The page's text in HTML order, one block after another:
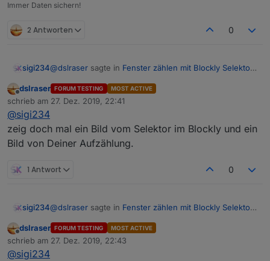
Immer Daten sichern!
2 Antworten 0
sigi234@dslraser sagte in Fenster zählen mit Blockly Selektor
Geht Dein Selektor ?
Da habe ich nicht geändert, sollte ja gleich wie bei dir
sein?
Offline
dslraser FORUM TESTING MOST ACTIVE
schrieb am 27. Dez. 2019, 22:41
zuletzt editiert von
@sigi234
zeig doch mal ein Bild vom Selektor im Blockly und ein
Bild von Deiner Aufzählung.
1 Antwort 0
sigi234@dslraser sagte in Fenster zählen mit Blockly Selektor
Geht Dein Selektor ?
Offline
dslraser FORUM TESTING MOST ACTIVE
schrieb am 27. Dez. 2019, 22:43
zuletzt editiert von
@sigi234